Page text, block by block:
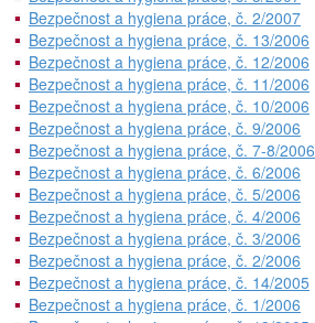
Bezpečnost a hygiena práce, č. 2/2007
Bezpečnost a hygiena práce, č. 13/2006
Bezpečnost a hygiena práce, č. 12/2006
Bezpečnost a hygiena práce, č. 11/2006
Bezpečnost a hygiena práce, č. 10/2006
Bezpečnost a hygiena práce, č. 9/2006
Bezpečnost a hygiena práce, č. 7-8/2006
Bezpečnost a hygiena práce, č. 6/2006
Bezpečnost a hygiena práce, č. 5/2006
Bezpečnost a hygiena práce, č. 4/2006
Bezpečnost a hygiena práce, č. 3/2006
Bezpečnost a hygiena práce, č. 2/2006
Bezpečnost a hygiena práce, č. 14/2005
Bezpečnost a hygiena práce, č. 1/2006